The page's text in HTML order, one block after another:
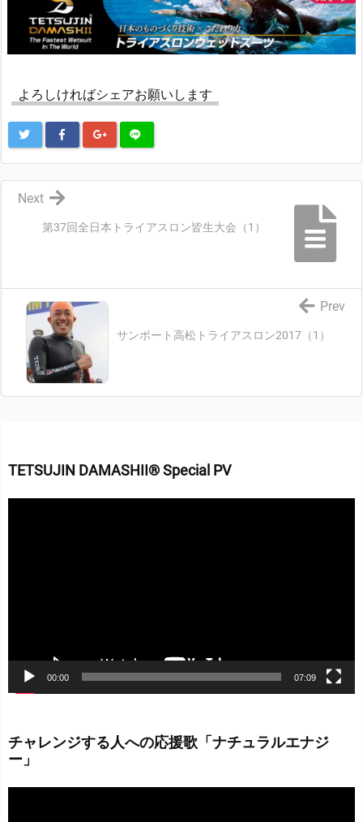
よろしければシェアお願いします
第37回全日本トライアスロン皆生大会（1）
Next
サンポート高松トライアスロン2017（1）
Prev
TETSUJIN DAMASHII® Special PV
00:00 07:09
チャレンジする人への応援歌「ナチュラルエナジ
ー」